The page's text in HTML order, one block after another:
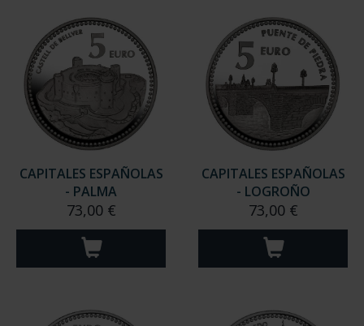
CAPITALES ESPAÑOLAS
- PALMA
73,00 €
CAPITALES ESPAÑOLAS
- LOGROÑO
73,00 €